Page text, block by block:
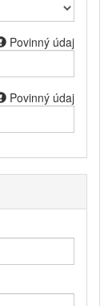
Povinný údaj
Povinný údaj